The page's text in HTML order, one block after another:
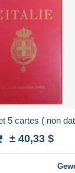
Übernehmen
5 cartes ( non
± 40,33 $